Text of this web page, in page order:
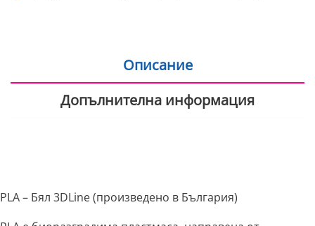
Описание
Допълнителна информация
PLA – Бял 3DLine (произведено в България)